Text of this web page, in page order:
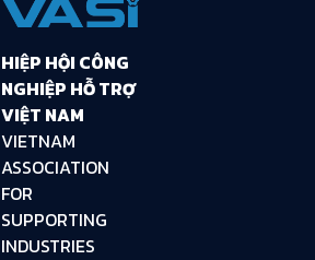
HIỆP HỘI CÔNG
NGHIỆP HỖ TRỢ
VIỆT NAM
VIETNAM
ASSOCIATION
FOR
SUPPORTING
INDUSTRIES